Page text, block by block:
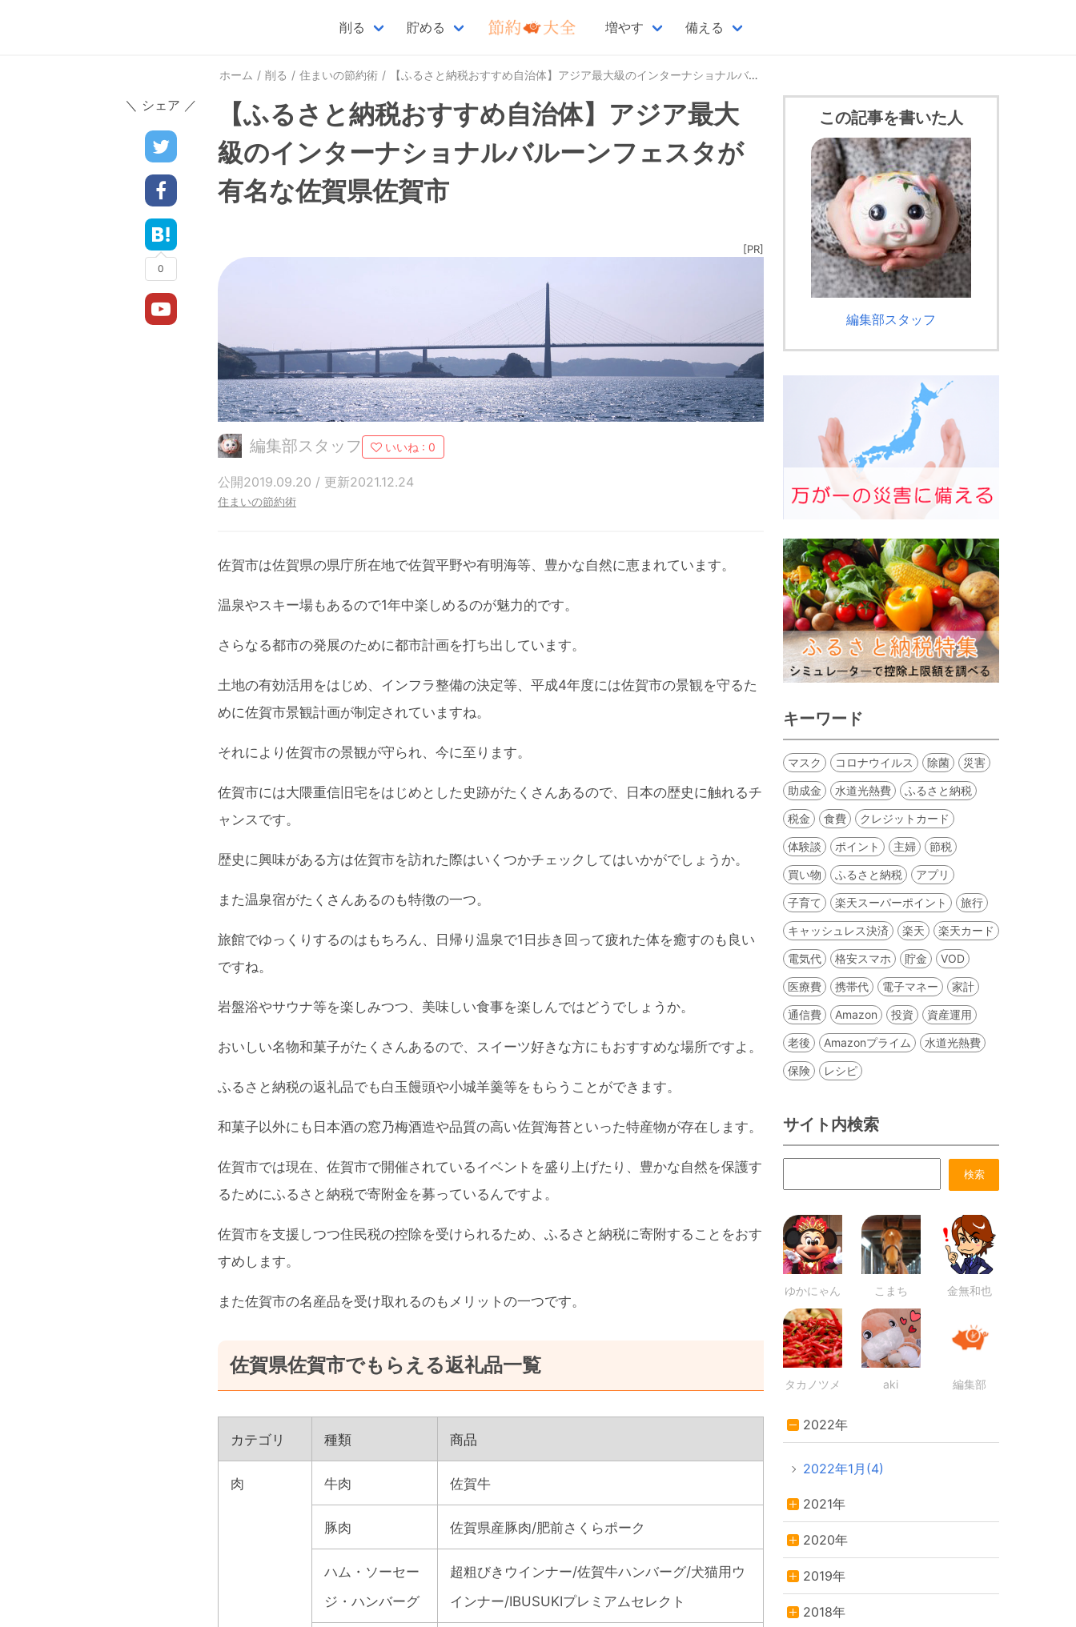
削る 貯める 増やす 備える
ホーム 削る 住まいの節約術 【ふるさと納税おすすめ自治体】アジア最大級のインターナショナルバルーンフェスタが有名な佐賀県佐賀市
＼ シェア ／
0
【ふるさと納税おすすめ自治体】アジア最大
級のインターナショナルバルーンフェスタが
有名な佐賀県佐賀市
[PR]
編集部スタッフ いいね : 0
公開2019.09.20 / 更新2021.12.24
住まいの節約術
佐賀市は佐賀県の県庁所在地で佐賀平野や有明海等、豊かな自然に恵まれています。
温泉やスキー場もあるので1年中楽しめるのが魅力的です。
さらなる都市の発展のために都市計画を打ち出しています。
土地の有効活用をはじめ、インフラ整備の決定等、平成4年度には佐賀市の景観を守るた
めに佐賀市景観計画が制定されていますね。
それにより佐賀市の景観が守られ、今に至ります。
佐賀市には大隈重信旧宅をはじめとした史跡がたくさんあるので、日本の歴史に触れるチ
ャンスです。
歴史に興味がある方は佐賀市を訪れた際はいくつかチェックしてはいかがでしょうか。
また温泉宿がたくさんあるのも特徴の一つ。
旅館でゆっくりするのはもちろん、日帰り温泉で1日歩き回って疲れた体を癒すのも良い
ですね。
岩盤浴やサウナ等を楽しみつつ、美味しい食事を楽しんではどうでしょうか。
おいしい名物和菓子がたくさんあるので、スイーツ好きな方にもおすすめな場所ですよ。
ふるさと納税の返礼品でも白玉饅頭や小城羊羹等をもらうことができます。
和菓子以外にも日本酒の窓乃梅酒造や品質の高い佐賀海苔といった特産物が存在します。
佐賀市では現在、佐賀市で開催されているイベントを盛り上げたり、豊かな自然を保護す
るためにふるさと納税で寄附金を募っているんですよ。
佐賀市を支援しつつ住民税の控除を受けられるため、ふるさと納税に寄附することをおす
すめします。
また佐賀市の名産品を受け取れるのもメリットの一つです。
佐賀県佐賀市でもらえる返礼品一覧
カテゴリ 種類 商品
肉 牛肉 佐賀牛
豚肉 佐賀県産豚肉/肥前さくらポーク
ハム・ソーセー
ジ・ハンバーグ
超粗びきウインナー/佐賀牛ハンバーグ/犬猫用ウ
インナー/IBUSUKIプレミアムセレクト
この記事を書いた人
編集部スタッフ
キーワード
マスク コロナウイルス 除菌 災害
助成金 水道光熱費 ふるさと納税
税金 食費 クレジットカード
体験談 ポイント 主婦 節税
買い物 ふるさと納税 アプリ
子育て 楽天スーパーポイント 旅行
キャッシュレス決済 楽天 楽天カード
電気代 格安スマホ 貯金 VOD
医療費 携帯代 電子マネー 家計
通信費 Amazon 投資 資産運用
老後 Amazonプライム 水道光熱費
保険 レシピ
サイト内検索
ゆかにゃん こまち 金無和也
タカノツメ aki 編集部
2022年
2022年1月(4)
2021年
2020年
2019年
2018年